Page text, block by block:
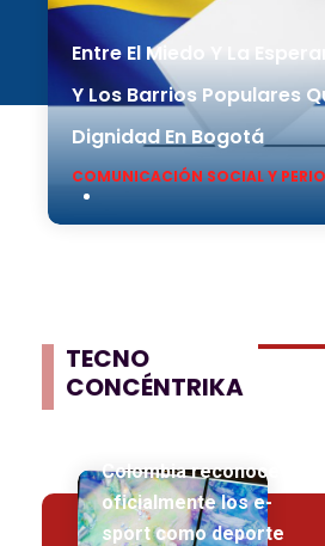
Entre El Miedo Y La
Y Los Barrios Populares
Dignidad En Bogotá
COMUNICACIÓN SOCIAL Y
TECNO
CONCÉNTRIKA
Colombia reconoce
oficialmente los e-
sport como deporte